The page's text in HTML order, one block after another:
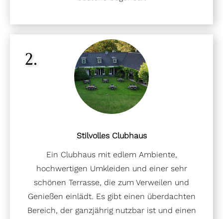
2.
Stilvolles Clubhaus
Ein Clubhaus mit edlem Ambiente,
hochwertigen Umkleiden und einer sehr
schönen Terrasse, die zum Verweilen und
Genießen einlädt. Es gibt einen überdachten
Bereich, der ganzjährig nutzbar ist und einen